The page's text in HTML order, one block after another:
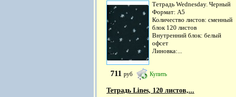
Тетрадь Wednesday. Черный
Формат: А5
Количество листов: сменный
блок 120 листов
Внутренний блок: белый
офсет
Линовка:...
711 руб Купить
Тетрадь Lines, 120 листов,...